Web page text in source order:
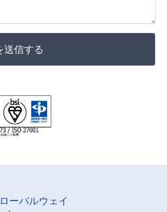
送信する
ーバルウェイ